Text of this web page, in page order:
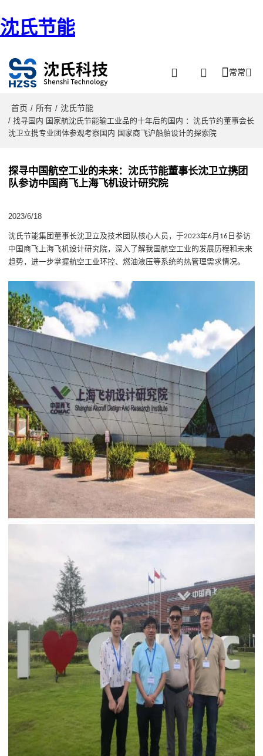
沈氏节能
常常
首页 / 所有 / 沈氏节能
/ 找寻国内 国家航沈氏节能输工业品的十年后的国内 ：沈氏节约董事会长
沈卫立携专业团体参观考察国内 国家商飞沪船舶设计的探索院
探寻中国航空工业的未来：沈氏节能董事长沈卫立携团
队参访中国商飞上海飞机设计研究院
2023/6/18
沈氏节能集团董事长沈卫立及技术团队核心人员，于2023年6月 16 日参访
中国商飞上海飞机设计研究院，深入了解我国航空工业的发展历程和未来
趋势，进一步掌握航空工业环控、燃油液压等系统的热管理需求情况。